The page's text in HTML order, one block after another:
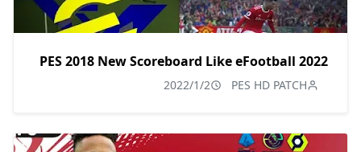
PES 2018 New Scoreboard Like eFootball 2022
PES HD PATCH
2022/1/2